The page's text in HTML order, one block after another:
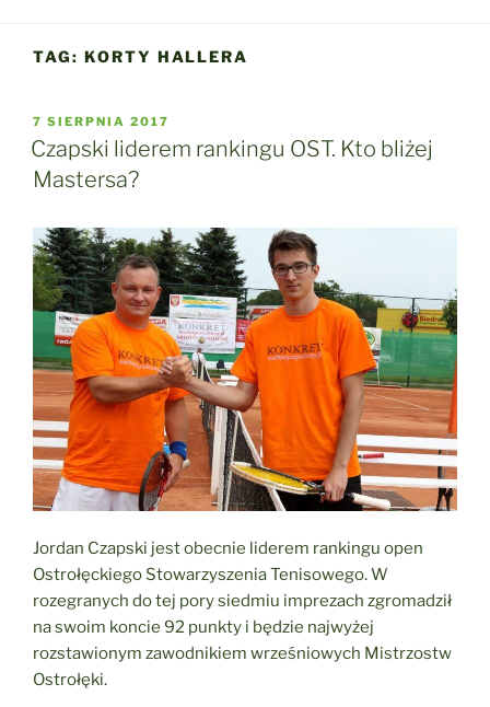
TAG: KORTY HALLERA
OPUBLIKOWANE
W
7 SIERPNIA 2017
Czapski liderem rankingu OST. Kto bliżej
Mastersa?
Jordan Czapski jest obecnie liderem rankingu open
Ostrołęckiego Stowarzyszenia Tenisowego. W
rozegranych do tej pory siedmiu imprezach zgromadził
na swoim koncie 92 punkty i będzie najwyżej
rozstawionym zawodnikiem wrześniowych Mistrzostw
Ostrołęki.